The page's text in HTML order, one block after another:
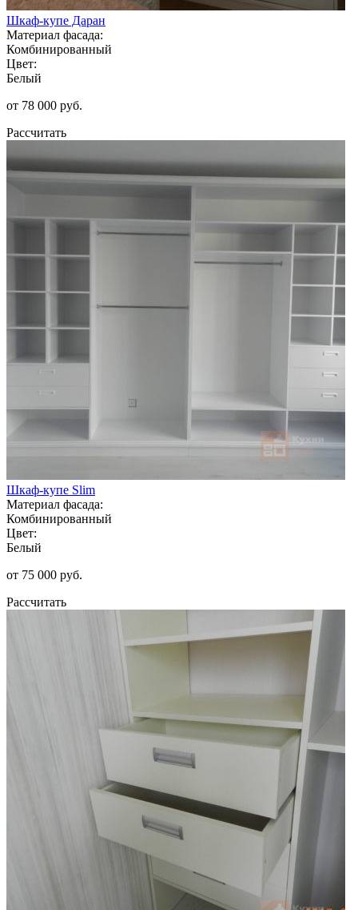
Шкаф-купе Даран
Материал фасада:
Комбинированный
Цвет:
Белый
от 78 000 руб.
Рассчитать
Шкаф-купе Slim
Материал фасада:
Комбинированный
Цвет:
Белый
от 75 000 руб.
Рассчитать